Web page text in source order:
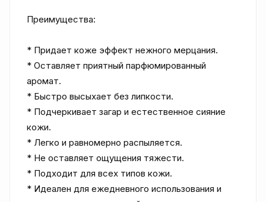
Преимущества:
* Придает коже эффект нежного мерцания.
* Оставляет приятный парфюмированный
аромат.
* Быстро высыхает без липкости.
* Подчеркивает загар и естественное сияние
кожи.
* Легко и равномерно распыляется.
* Не оставляет ощущения тяжести.
* Подходит для всех типов кожи.
* Идеален для ежедневного использования и